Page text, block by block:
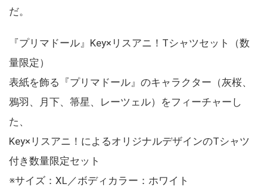
だ。
『プリマドール』Key×リスアニ！Tシャツセット（数
量限定）
表紙を飾る『プリマドール』のキャラクター（灰桜、
鴉羽、月下、箒星、レーツェル）をフィーチャーし
た、
Key×リスアニ！によるオリジナルデザインのTシャツ
付き数量限定セット
※サイズ：XL／ボディカラー：ホワイト